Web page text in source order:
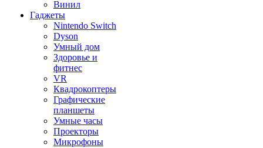
Винил
Гаджеты
Nintendo Switch
Dyson
Умный дом
Здоровье и
фитнес
VR
Квадрокоптеры
Графические
планшеты
Умные часы
Проекторы
Микрофоны